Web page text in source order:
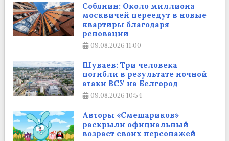
Собянин: Около миллиона
москвичей переедут в новые
квартиры благодаря
реновации
09.08.2026 11:00
Шуваев: Три человека
погибли в результате ночной
атаки ВСУ на Белгород
09.08.2026 10:54
Авторы «Смешариков»
раскрыли официальный
возраст своих персонажей